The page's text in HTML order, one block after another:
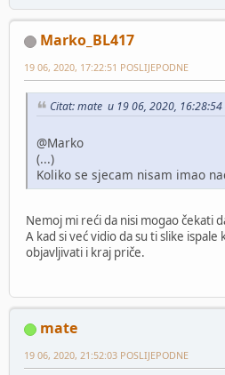
Marko_BL417
19 06, 2020, 17:22:51 POSLIJEPODNE
Citat: mate u 19 06, 2020, 16:28:54
@Marko
(...)
Koliko se sjecam nisam imao
Nemoj mi reći da nisi mogao čekati
A kad si već vidio da su ti slike
objavljivati i kraj priče.
mate
19 06, 2020, 21:52:03 POSLIJEPODNE